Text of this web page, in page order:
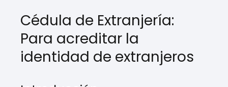
Cédula de Extranjería:
Para acreditar la
identidad de extranjeros